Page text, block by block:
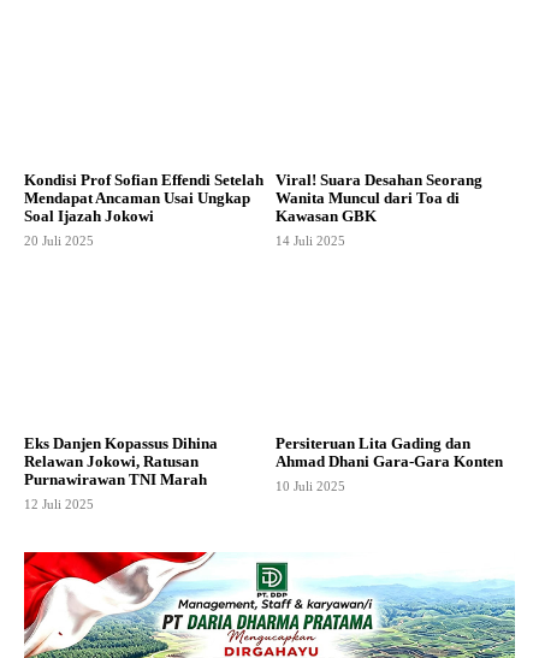
Kondisi Prof Sofian Effendi Setelah
Mendapat Ancaman Usai Ungkap
Soal Ijazah Jokowi
20 Juli 2025
Viral! Suara Desahan Seorang
Wanita Muncul dari Toa di
Kawasan GBK
14 Juli 2025
Eks Danjen Kopassus Dihina
Relawan Jokowi, Ratusan
Purnawirawan TNI Marah
12 Juli 2025
Persiteruan Lita Gading dan
Ahmad Dhani Gara-Gara Konten
10 Juli 2025